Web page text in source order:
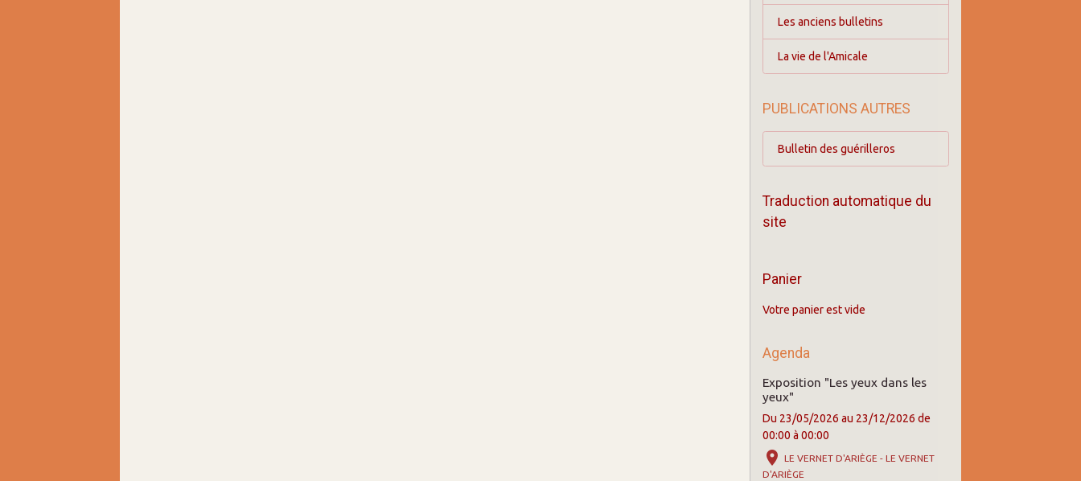
Les anciens bulletins
La vie de l'Amicale
PUBLICATIONS AUTRES
Bulletin des guérilleros
Traduction automatique du
site
Panier
Votre panier est vide
Agenda
Exposition "Les yeux dans les
yeux"
Du 23/05/2026 au 23/12/2026 de
00:00 à 00:00
LE VERNET D'ARIÈGE - LE VERNET
D'ARIÈGE